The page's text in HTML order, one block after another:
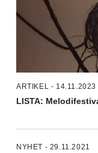
ARTIKEL - 14.11.2023
LISTA:
NYHET - 29.11.2021